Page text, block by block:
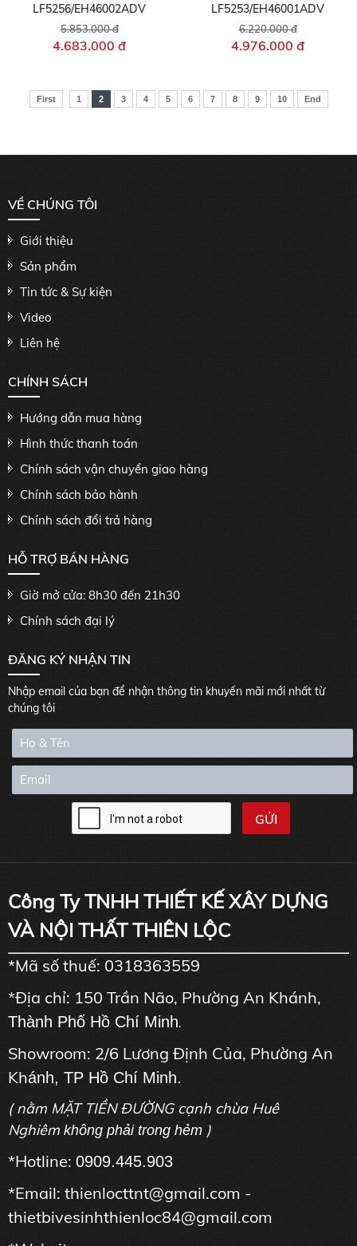
LF5256/EH46002ADV
5.853.000 đ
4.683.000 đ
LF5253/EH46001ADV
6.220.000 đ
4.976.000 đ
First 1 2 3 4 5 6 7 8 9 10 End
VỀ CHÚNG TÔI
Giới thiệu
Sản phẩm
Tin tức & Sự kiện
Video
Liên hệ
CHÍNH SÁCH
Hướng dẫn mua hàng
Hình thức thanh toán
Chính sách vận chuyển giao hàng
Chính sách bảo hành
Chính sách đổi trả hàng
HỖ TRỢ BÁN HÀNG
Giờ mở cửa: 8h30 đến 21h30
Chính sách đại lý
ĐĂNG KÝ NHẬN TIN
Nhập email của bạn để nhận thông tin khuyến mãi mới nhất từ
chúng tôi
Công Ty TNHH THIẾT KẾ XÂY DỰNG
VÀ NỘI THẤT THIÊN LỘC
*Mã số thuế: 0318363559
*Địa chỉ: 150 Trần Não, Phường An Khánh,
Thành Phố Hồ Chí Minh.
Showroom: 2/6 Lương Định Của, Phường An
Khánh, TP Hồ Chí Minh.
( nằm MẶT TIỀN ĐƯỜNG cạnh chùa Huê
Nghiêm không phải trong hẻm )
*Hotline: 0909.445.903
*Email: thienlocttnt@gmail.com -
thietbivesinhthienloc84@gmail.com